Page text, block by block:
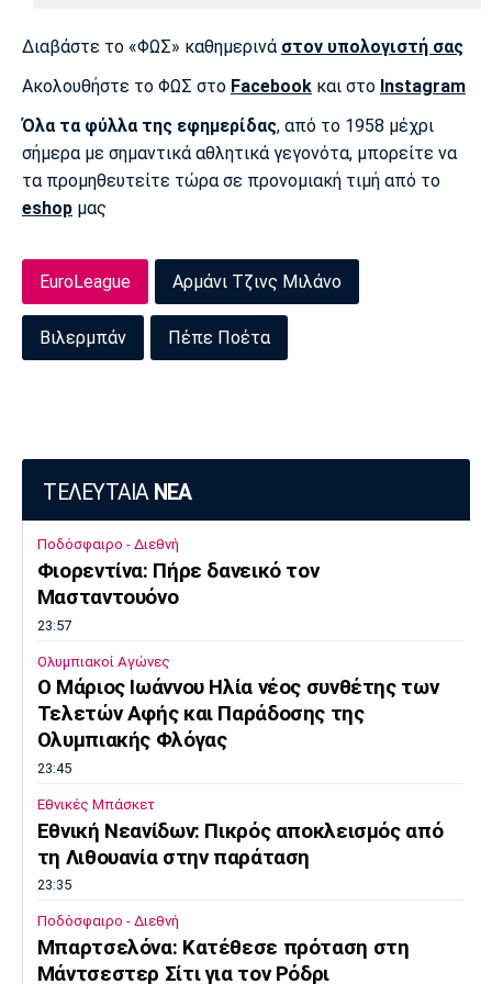
Διαβάστε το «ΦΩΣ» καθημερινά στον υπολογιστή σας
Ακολουθήστε το ΦΩΣ στο Facebook και στο Instagram
Όλα τα φύλλα της εφημερίδας, από το 1958 μέχρι
σήμερα με σημαντικά αθλητικά γεγονότα, μπορείτε να
τα προμηθευτείτε τώρα σε προνομιακή τιμή από το
eshop μας
EuroLeague Αρμάνι Τζινς Μιλάνο
Βιλερμπάν Πέπε Ποέτα
ΤΕΛΕΥΤΑΙΑ ΝΕΑ
Ποδόσφαιρο - Διεθνή
Φιορεντίνα: Πήρε δανεικό τον
Μασταντουόνο
23:57
Ολυμπιακοί Αγώνες
O Μάριος Ιωάννου Ηλία νέος συνθέτης των
Τελετών Αφής και Παράδοσης της
Ολυμπιακής Φλόγας
23:45
Εθνικές Μπάσκετ
Εθνική Νεανίδων: Πικρός αποκλεισμός από
τη Λιθουανία στην παράταση
23:35
Ποδόσφαιρο - Διεθνή
Μπαρτσελόνα: Κατέθεσε πρόταση στη
Μάντσεστερ Σίτι για τον Ρόδρι